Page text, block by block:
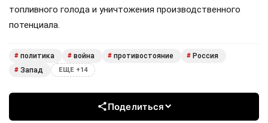
топливного голода и уничтожения производственного
потенциала.
# политика # война # противостояние # Россия
# Запад ЕЩЕ +14
Поделиться